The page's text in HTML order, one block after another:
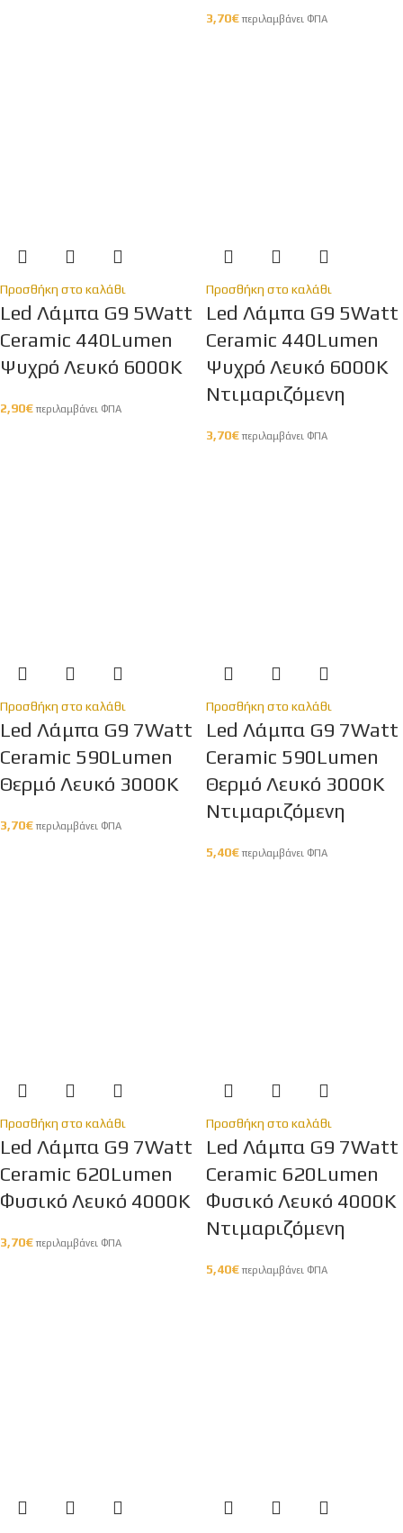
3,70€ περιλαμβάνει ΦΠΑ
Προσθήκη στο καλάθι
Led Λάμπα G9 5Watt
Ceramic 440Lumen
Ψυχρό Λευκό 6000Κ
2,90€ περιλαμβάνει ΦΠΑ
Προσθήκη στο καλάθι
Led Λάμπα G9 5Watt
Ceramic 440Lumen
Ψυχρό Λευκό 6000Κ
Ντιμαριζόμενη
3,70€ περιλαμβάνει ΦΠΑ
Προσθήκη στο καλάθι
Led Λάμπα G9 7Watt
Ceramic 590Lumen
Θερμό Λευκό 3000Κ
3,70€ περιλαμβάνει ΦΠΑ
Προσθήκη στο καλάθι
Led Λάμπα G9 7Watt
Ceramic 590Lumen
Θερμό Λευκό 3000Κ
Ντιμαριζόμενη
5,40€ περιλαμβάνει ΦΠΑ
Προσθήκη στο καλάθι
Led Λάμπα G9 7Watt
Ceramic 620Lumen
Φυσικό Λευκό 4000Κ
3,70€ περιλαμβάνει ΦΠΑ
Προσθήκη στο καλάθι
Led Λάμπα G9 7Watt
Ceramic 620Lumen
Φυσικό Λευκό 4000Κ
Ντιμαριζόμενη
5,40€ περιλαμβάνει ΦΠΑ